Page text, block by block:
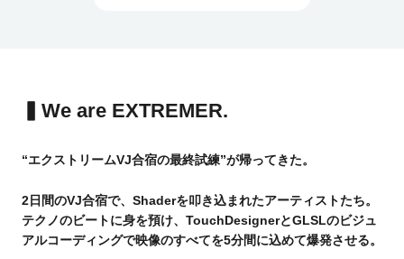
We are EXTREMER.
“エクストリームVJ合宿の最終試練”が帰ってきた。
2日間のVJ合宿で、Shaderを叩き込まれたアーティストたち。
テクノのビートに身を預け、TouchDesignerとGLSLのビジュ
アルコーディングで映像のすべてを5分間に込めて爆発させる。